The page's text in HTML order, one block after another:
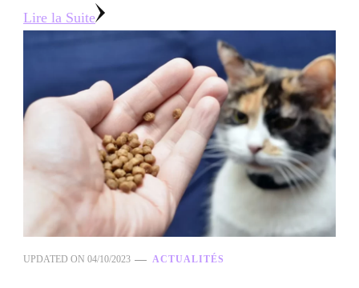
Lire la Suite
UPDATED ON 04/10/2023 ACTUALITÉS